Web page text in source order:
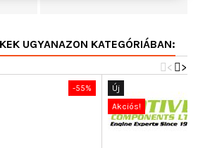
UGYANAZON KATEGÓRIÁBAN:
>
<
-55%
Új
Akciós!